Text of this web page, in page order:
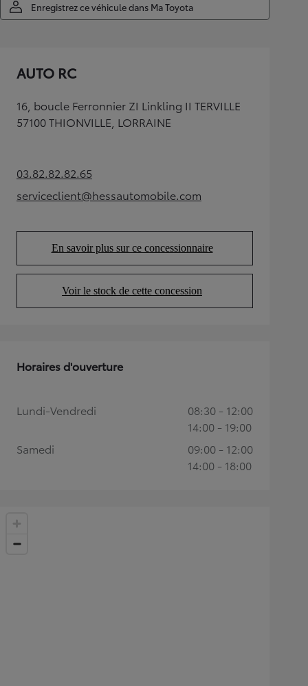
Enregistrez ce véhicule dans Ma Toyota
AUTO RC
16, boucle Ferronnier ZI Linkling II TERVILLE
57100 THIONVILLE, LORRAINE
03.82.82.82.65(Opens in new tab)
serviceclient@hessautomobile.com
(Opens in new tab)
En savoir plus sur ce concessionnaire
(Opens in new tab)
Voir le stock de cette concession
(Opens in new tab)
Horaires d'ouverture
Lundi-Vendredi
08:30 - 12:00
14:00 - 19:00
Samedi
09:00 - 12:00
14:00 - 18:00